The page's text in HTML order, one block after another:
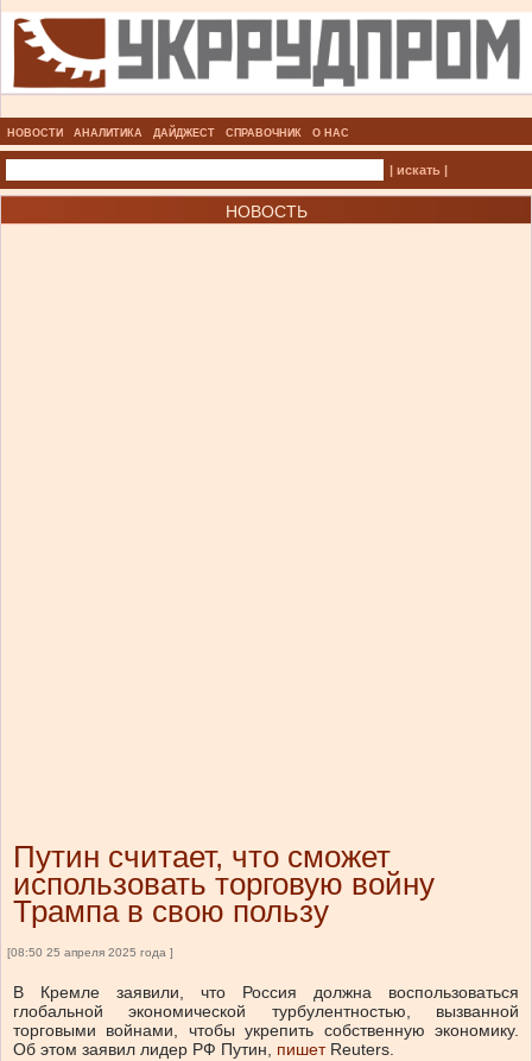
НОВОСТИ АНАЛИТИКА ДАЙДЖЕСТ СПРАВОЧНИК О НАС
| искать |
НОВОСТЬ
Путин считает, что сможет
использовать торговую войну
Трампа в свою пользу
[08:50 25 апреля 2025 года ]
В Кремле заявили, что Россия должна воспользоваться
глобальной экономической турбулентностью, вызванной
торговыми войнами, чтобы укрепить собственную экономику.
Об этом заявил лидер РФ Путин, пишетReuters.